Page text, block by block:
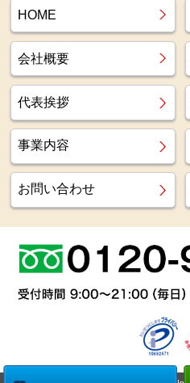
HOME
会社概要
代表挨拶
事業内容
お問い合わせ